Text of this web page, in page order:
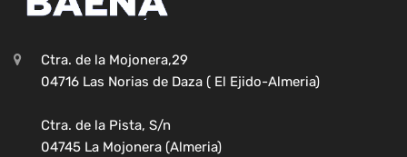
Ctra. de la Mojonera,29
04716 Las Norias de Daza ( El Ejido-Almeria)
Ctra. de la Pista, S/n
04745 La Mojonera (Almeria)